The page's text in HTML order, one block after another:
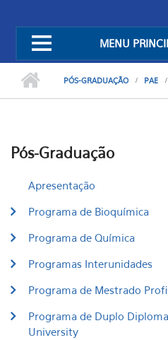
MENU
PÓS-GRADUAÇÃO PAE
Pós-Graduação
Apresentação
Programa de Bioquímica
Programa de Química
Programas Interunidades
Programa de Mestrado
Programa de Duplo
University